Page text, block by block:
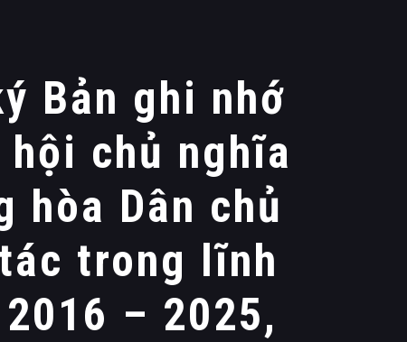
Bản ghi nhớ
chủ nghĩa
hòa Dân chủ
trong lĩnh
– 2025,